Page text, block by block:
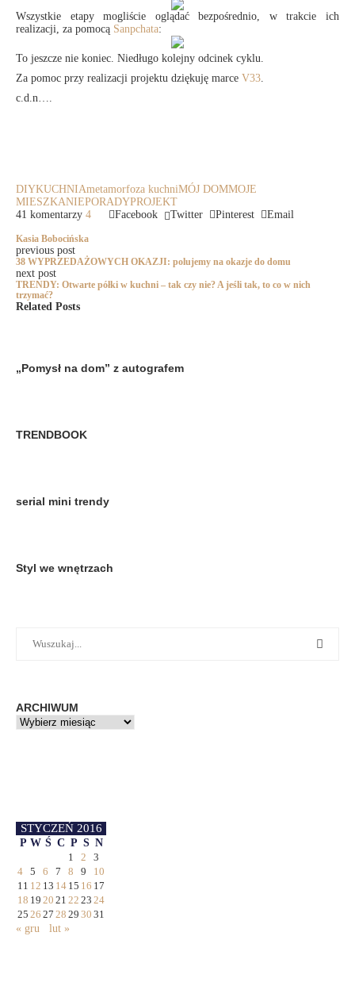
Wszystkie etapy mogliście oglądać bezpośrednio, w trakcie ich
realizacji, za pomocą Sanpchata:
To jeszcze nie koniec. Niedługo kolejny odcinek cyklu.
Za pomoc przy realizacji projektu dziękuję marce V33.
c.d.n….
DIYKUCHNIAmetamorfoza kuchniMÓJ DOMMOJE
MIESZKANIEPORADYPROJEKT
41 komentarzy 4 Facebook Twitter Pinterest Email
Kasia Bobocińska
previous post
38 WYPRZEDAŻOWYCH OKAZJI: polujemy na okazje do domu
next post
TRENDY: Otwarte półki w kuchni – tak czy nie? A jeśli tak, to co w nich
trzymać?
Related Posts
„Pomysł na dom” z autografem
TRENDBOOK
serial mini trendy
Styl we wnętrzach
ARCHIWUM
STYCZEŃ 2016
P W Ś C P S N
1
2
3
4 5 6 7 8 9
10
11 12 13 14 15 16 17
18 19 20 21 22 23 24
25 26 27 28 29 30 31
« gru
lut »